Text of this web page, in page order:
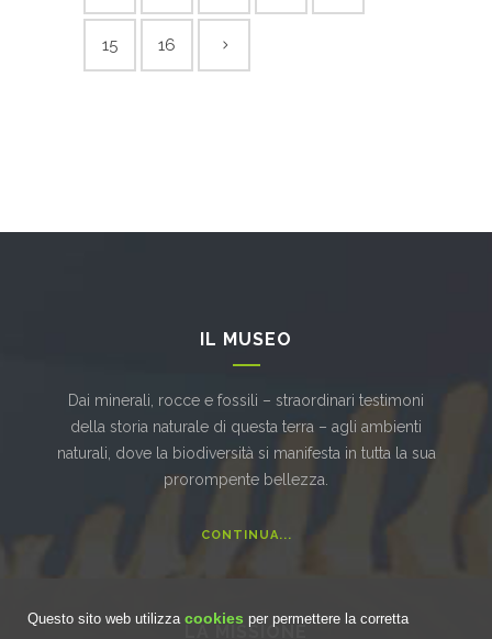
15 16
IL MUSEO
Dai minerali, rocce e fossili – straordinari testimoni
della storia naturale di questa terra – agli ambienti
naturali, dove la biodiversità si manifesta in tutta la sua
prorompente bellezza.
CONTINUA...
LA MISSIONE
Questo sito web utilizza cookies per permettere la corretta